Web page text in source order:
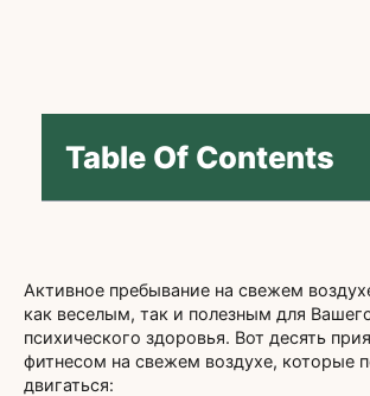
Table Of Contents
Активное пребывание на свежем
как веселым, так и полезным для
психического здоровья. Вот десять
фитнесом на свежем воздухе, которые
двигаться: